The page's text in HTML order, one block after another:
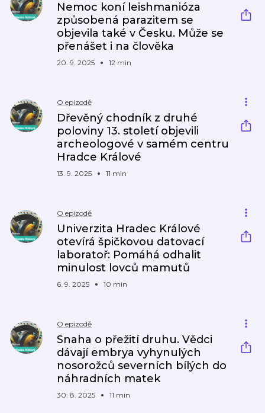
Nemoc koní leishmanióza
způsobená parazitem se
objevila také v Česku. Může se
přenášet i na člověka
20. 9. 2025 12 min
O epizodě
Dřevěný chodník z druhé
poloviny 13. století objevili
archeologové v samém centru
Hradce Králové
13. 9. 2025 11 min
O epizodě
Univerzita Hradec Králové
otevírá špičkovou datovací
laboratoř: Pomáhá odhalit
minulost lovců mamutů
6. 9. 2025 10 min
O epizodě
Snaha o přežití druhu. Vědci
dávají embrya vyhynulých
nosorožců severních bílých do
náhradních matek
30. 8. 2025 11 min